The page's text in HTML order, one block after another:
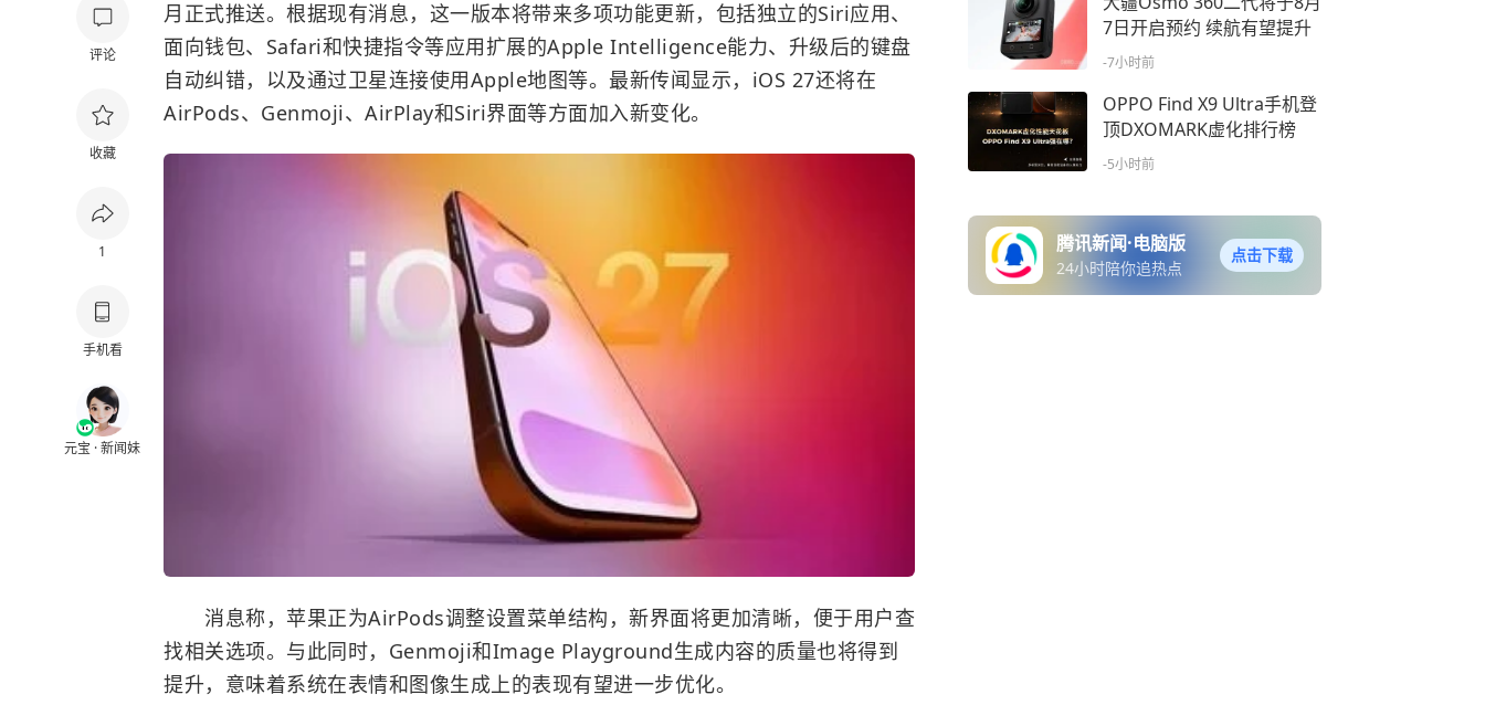
评论
收藏
1
手机看
元宝 · 新闻妹
月正式推送。根据现有消息，这一版本将带来多项功能更新，包括独立的Siri应用、
面向钱包、Safari和快捷指令等应用扩展的Apple Intelligence能力、升级后的键盘
自动纠错，以及通过卫星连接使用Apple地图等。最新传闻显示，iOS 27还将在
AirPods、Genmoji、AirPlay和Siri界面等方面加入新变化。
消息称，苹果正为AirPods调整设置菜单结构，新界面将更加清晰，便于用户查
找相关选项。与此同时，Genmoji和Image Playground生成内容的质量也将得到
提升，意味着系统在表情和图像生成上的表现有望进一步优化。
7日开启预约 续航有望提升
-7小时前
OPPO Find X9 Ultra手机登
顶DXOMARK虚化排行榜
-5小时前
腾讯新闻·电脑版
24小时陪你追热点
点击下载